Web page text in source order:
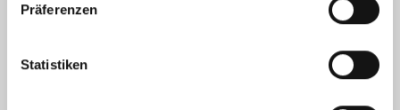
Präferenzen
Statistiken